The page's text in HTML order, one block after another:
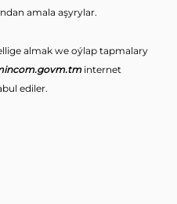
amala aşyrylar.
almak we oýlap tapmalary
internet
ediler.